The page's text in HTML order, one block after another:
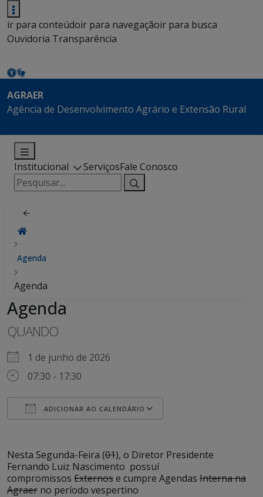
ir para conteúdoir para navegaçãoir para busca
Ouvidoria Transparência
AGRAER
Agência de Desenvolvimento Agrário e Extensão Rural
Institucional ServiçosFale Conosco
Pesquisar
por:
Agenda
Agenda
Agenda
QUANDO
1 de junho de 2026
07:30 - 17:30
ADICIONAR AO CALENDÁRIO
Nesta Segunda-Feira (01), o Diretor Presidente
Fernando Luiz Nascimento possuí
compromissos Externose cumpre Agendas Interna na
Agraer no período vespertino